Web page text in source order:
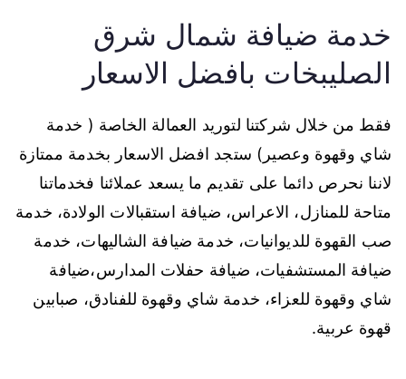
خدمة ضيافة شمال شرق
الصليبخات بافضل الاسعار
فقط من خلال شركتنا لتوريد العمالة الخاصة ( خدمة
شاي وقهوة وعصير) ستجد افضل الاسعار بخدمة ممتازة
لاننا نحرص دائما على تقديم ما يسعد عملائنا فخدماتنا
متاحة للمنازل، الاعراس، ضيافة استقبالات الولادة، خدمة
صب القهوة للديوانيات، خدمة ضيافة الشاليهات، خدمة
ضيافة المستشفيات، ضيافة حفلات المدارس،ضيافة
شاي وقهوة للعزاء، خدمة شاي وقهوة للفنادق، صبابين
قهوة عربية.